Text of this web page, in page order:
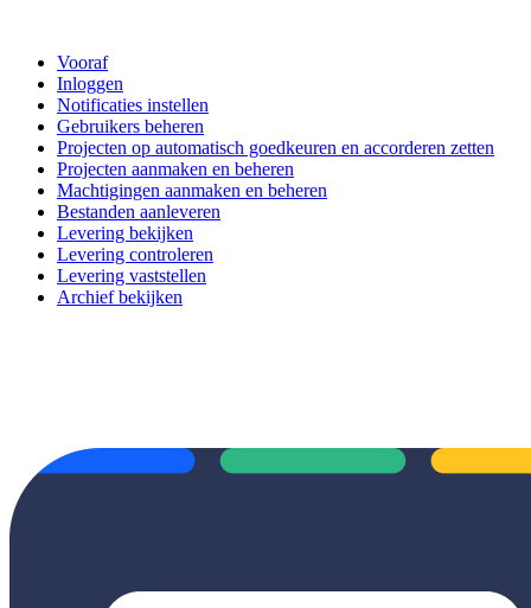
Vooraf
Inloggen
Notificaties instellen
Gebruikers beheren
Projecten op automatisch goedkeuren en accorderen zetten
Projecten aanmaken en beheren
Machtigingen aanmaken en beheren
Bestanden aanleveren
Levering bekijken
Levering controleren
Levering vaststellen
Archief bekijken